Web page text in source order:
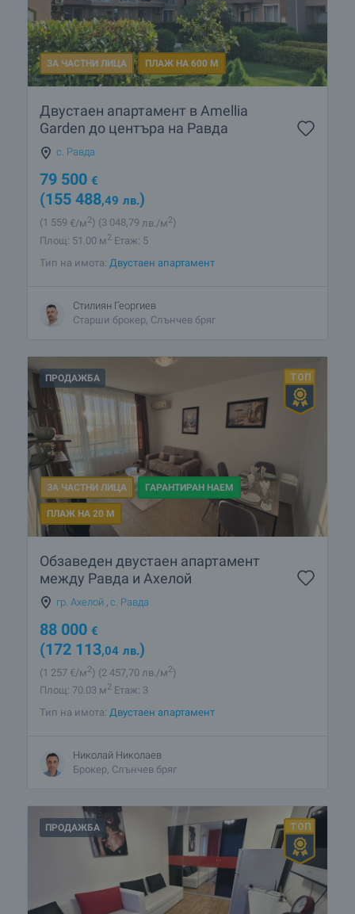
ЗА ЧАСТНИ ЛИЦА ПЛАЖ НА 600 М
Двустаен апартамент в Amellia
Garden до центъра на Рaвда
с. Равда
79 500 €
(155 488,49 лв.)
(1 559 €/м2) (3 048,79 лв./м2)
Площ: 51.00 м2 Етаж: 5
Тип на имота: Двустаен апартамент
Стилиян Георгиев
Старши брокер, Слънчев бряг
ПРОДАЖБА
ЗА ЧАСТНИ ЛИЦА ГАРАНТИРАН НАЕМ
ПЛАЖ НА 20 М
Oбзаведен двустаен апартамент
между Равда и Ахелой
гр. Ахелой с. Равда
88 000 €
(172 113,04 лв.)
(1 257 €/м2) (2 457,70 лв./м2)
Площ: 70.03 м2 Етаж: 3
Тип на имота: Двустаен апартамент
Николай Николаев
Брокер, Слънчев бряг
ПРОДАЖБА